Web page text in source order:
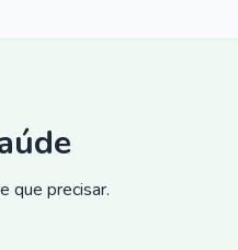
que precisar.